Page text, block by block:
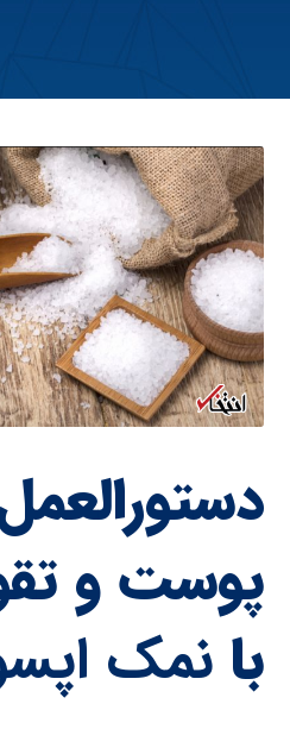
پوست و
بانمک